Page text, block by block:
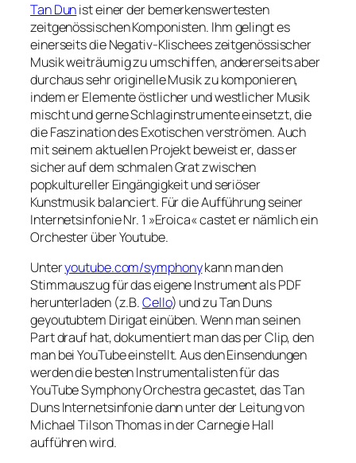
Tan Dunist einer der bemerkenswertesten
zeitgenössischen Komponisten. Ihm gelingt es
einerseits die Negativ-Klischees zeitgenössischer
Musik weiträumig zu umschiffen, andererseits aber
durchaus sehr originelle Musik zu komponieren,
indem er Elemente östlicher und westlicher Musik
mischt und gerne Schlaginstrumente einsetzt, die
die Faszination des Exotischen verströmen. Auch
mit seinem aktuellen Projekt beweist er, dass er
sicher auf dem schmalen Grat zwischen
popkultureller Eingängigkeit und seriöser
Kunstmusik balanciert. Für die Aufführung seiner
Internetsinfonie Nr. 1 »Eroica« castet er nämlich ein
Orchester über Youtube.
Unteryoutube.com/symphonykann man den
Stimmauszug für das eigene Instrument als PDF
herunterladen (z.B.Cello) und zu Tan Duns
geyoutubtem Dirigat einüben. Wenn man seinen
Part drauf hat, dokumentiert man das per Clip, den
man bei YouTube einstellt. Aus den Einsendungen
werden die besten Instrumentalisten für das
YouTube Symphony Orchestra gecastet, das Tan
Duns Internetsinfonie dann unter der Leitung von
Michael Tilson Thomas in der Carnegie Hall
aufführen wird.